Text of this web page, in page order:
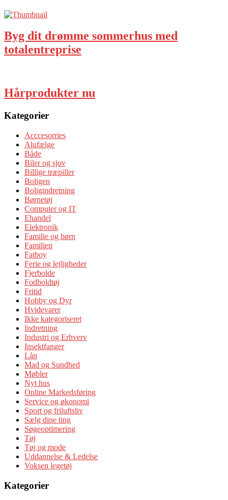
Byg dit drømme sommerhus med
totalentreprise
Hårprodukter nu
Kategorier
Acccesorries
Alufælge
Både
Biler og sjov
Billige træpiller
Boligen
Boligindretning
Børnetøj
Computer og IT
Ehandel
Elektronik
Familie og børn
Familien
Fatboy
Ferie og lejligheder
Fjerbolde
Fodboldtøj
Fritid
Hobby og Dyr
Hvidevarer
Ikke kategoriseret
Indretning
Industri og Erhverv
Insektfanger
Lån
Mad og Sundhed
Møbler
Nyt hus
Online Markedsføring
Service og økonomi
Sport og friluftsliv
Sælg dine ting
Søgeoptimering
Tøj
Tøj og mode
Uddannelse & Ledelse
Voksen legetøj
Kategorier